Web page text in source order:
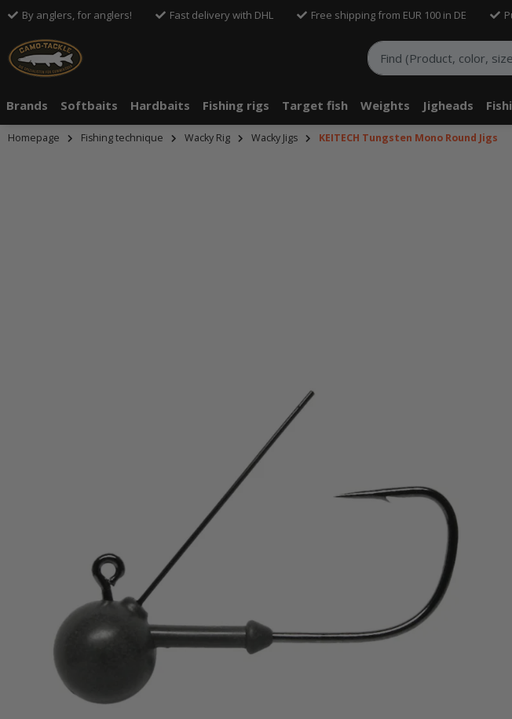
By anglers, for anglers! Fast delivery with DHL Free shipping from EUR 100 in DE
Brands Softbaits Hardbaits Fishing rigs Target fish Weights Jigheads
Homepage Fishing technique Wacky Rig Wacky Jigs KEITECH Tungsten Mono Round Jigs